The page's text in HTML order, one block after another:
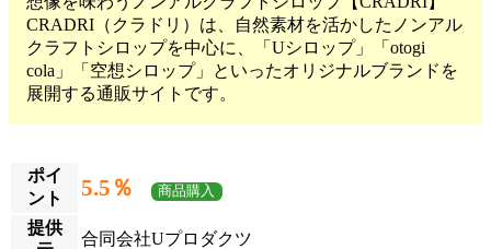
CRADRI（クラドリ）は、自然素材を活かしたノンアル
クラフトシロップを中心に、「Uシロップ」「otogi
cola」「空想シロップ」といったオリジナルブランドを
展開する通販サイトです。
ポイ
ント
5.5％ 商品購入
提供
合同会社Uプロダクツ